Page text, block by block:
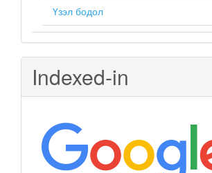
Үзэл бодол
Indexed-in